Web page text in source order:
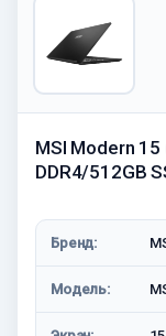
MSI Modern
DDR4/512GB
Бренд:
Модель: